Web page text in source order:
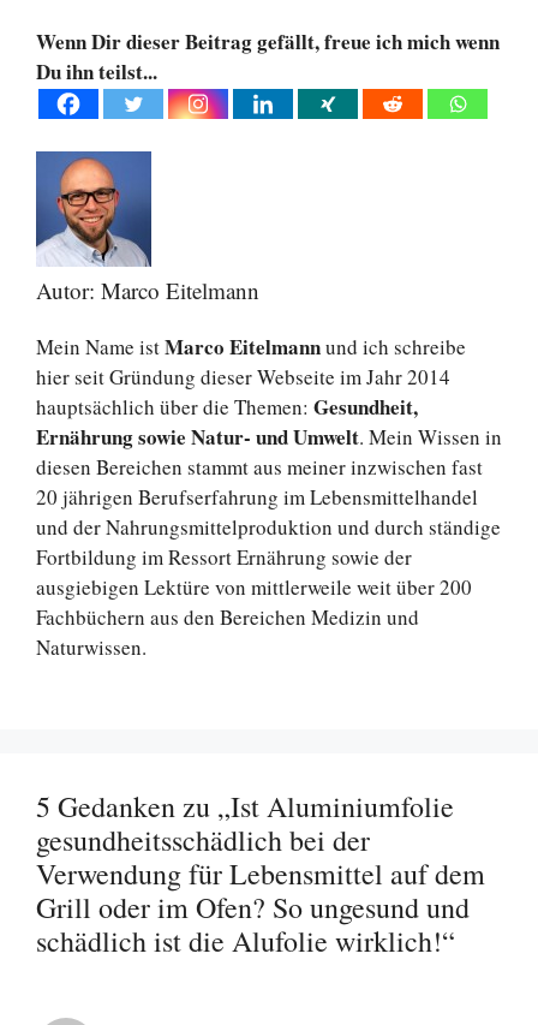
Wenn Dir dieser Beitrag gefällt, freue ich mich wenn
Du ihn teilst...
Autor: Marco Eitelmann
Mein Name istMarco Eitelmannund ich schreibe
hier seit Gründung dieser Webseite im Jahr 2014
hauptsächlich über die Themen: Gesundheit,
Ernährung sowie Natur- und Umwelt. Mein Wissen in
diesen Bereichen stammt aus meiner inzwischen fast
20 jährigen Berufserfahrung im Lebensmittelhandel
und der Nahrungsmittelproduktion und durch ständige
Fortbildung im Ressort Ernährung sowie der
ausgiebigen Lektüre von mittlerweile weit über 200
Fachbüchern aus den Bereichen Medizin und
Naturwissen.
5 Gedanken zu „Ist Aluminiumfolie
gesundheitsschädlich bei der
Verwendung für Lebensmittel auf dem
Grill oder im Ofen? So ungesund und
schädlich ist die Alufolie wirklich!“